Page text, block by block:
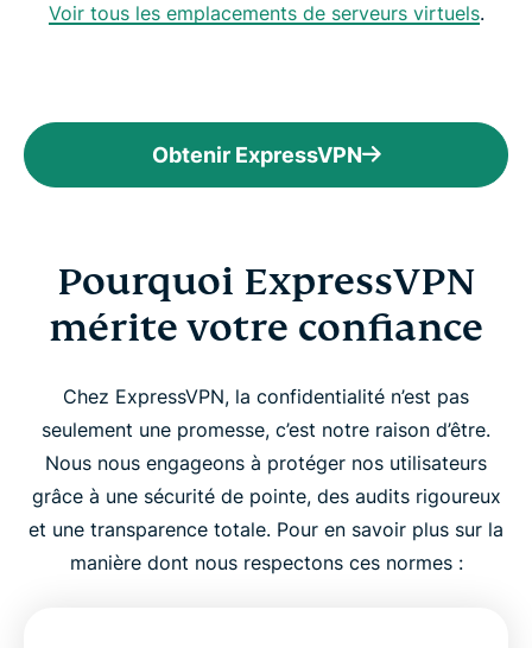
Voir tous les emplacements de serveurs virtuels.
Obtenir ExpressVPN
Pourquoi ExpressVPN
mérite votre confiance
Chez ExpressVPN, la confidentialité n’est pas
seulement une promesse, c’est notre raison d’être.
Nous nous engageons à protéger nos utilisateurs
grâce à une sécurité de pointe, des audits rigoureux
et une transparence totale. Pour en savoir plus sur la
manière dont nous respectons ces normes :